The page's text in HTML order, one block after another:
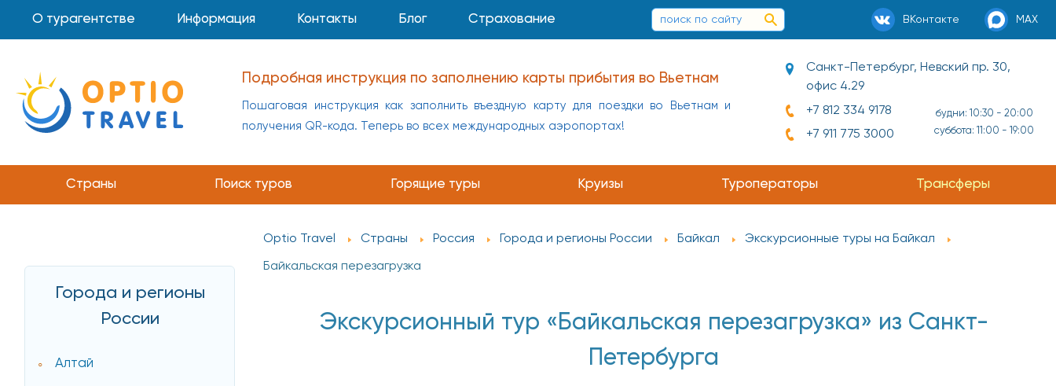
О турагентстве Информация Контакты Блог Страхование ВКонтакте MAX
Подробная инструкция по заполнению карты прибытия во Вьетнам
Пошаговая инструкция как заполнить въездную карту для поездки во Вьетнам и
получения QR-кода. Теперь во всех международных аэропортах!
Санкт-Петербург, Невский пр. 30,
офис 4.29
+7 812 334 9178
+7 911 775 3000
будни: 10:30 - 20:00
суббота: 11:00 - 19:00
Страны Поиск туров Горящие туры Круизы Туроператоры Трансферы
Города и регионы
России
Алтай
Optio Travel Страны Россия Города и регионы России Байкал Экскурсионные туры на Байкал
Байкальская перезагрузка
Экскурсионный тур «Байкальская перезагрузка» из Санкт-
Петербурга